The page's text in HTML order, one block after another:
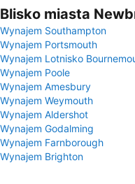
Blisko miasta
Wynajem Southampton
Wynajem Portsmouth
Wynajem Lotnisko
Wynajem Poole
Wynajem Amesbury
Wynajem Weymouth
Wynajem Aldershot
Wynajem Godalming
Wynajem Farnborough
Wynajem Brighton